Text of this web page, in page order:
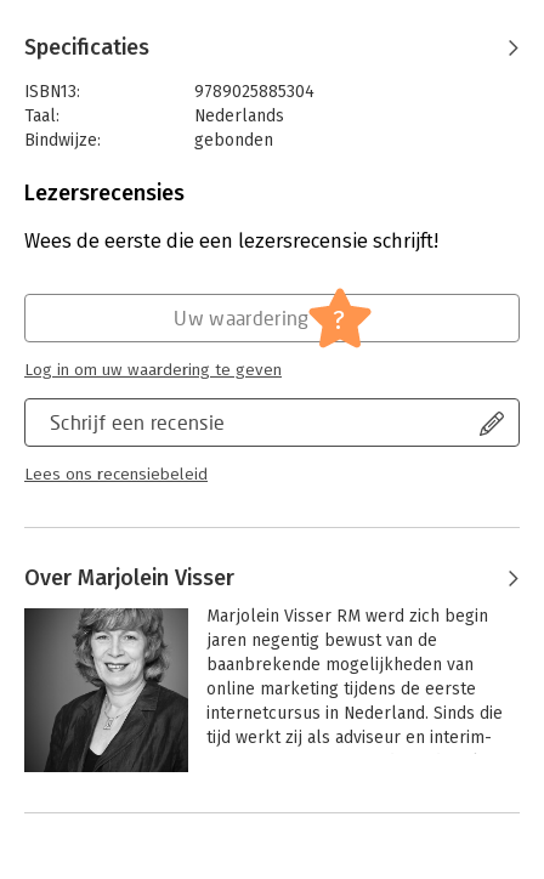
Specificaties
ISBN13:
9789025885304
Taal:
Nederlands
Bindwijze:
gebonden
Uitgever:
Verschijningsdatum:
6-9-2023
Lezersrecensies
Wees de eerste die een lezersrecensie schrijft!
Schrijf een recensie
Lees ons recensiebeleid
Uw waardering ?
Log in om uw waardering te geven
Over Marjolein Visser
Marjolein Visser RM werd zich begin
jaren negentig bewust van de
baanbrekende mogelijkheden van
online marketing tijdens de eerste
internetcursus in Nederland. Sinds die
tijd werkt zij als adviseur en interim-
optimaliseren van de ROI van
Andere boeken door Marjolein